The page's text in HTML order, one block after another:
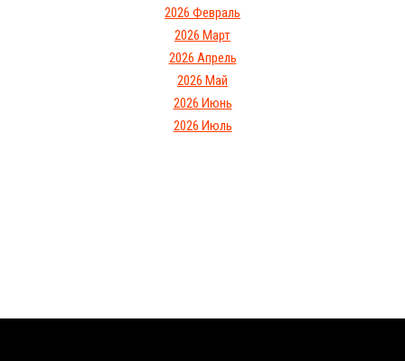
2026 Февраль
2026 Март
2026 Апрель
2026 Май
2026 Июнь
2026 Июль